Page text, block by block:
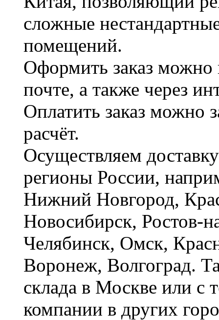
сложные
помещений.
Оформить заказ можно
почте, а также через
Оплатить заказ можно
расчёт.
Осуществляем
регионы России,
Нижний Новгород,
Новосибирск, Ростов-
Челябинск, Омск,
Воронеж, Волгоград.
склада в Москве или с
компании в других